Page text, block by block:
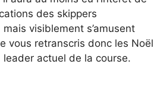
des skippers
visiblement s’amusent
vous retranscris donc les Noël
actuel de la course.